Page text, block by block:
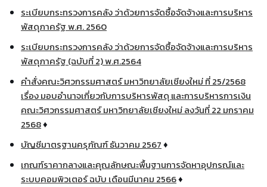
ระเบียบกระทรวงการคลัง ว่าด้วยการจัดซื้อจัดจ้างและการบริหาร
พัสดุภาครัฐ พ.ศ. 2560
ระเบียบกระทรวงการคลัง ว่าด้วยการจัดซื้อจัดจ้างและการบริหาร
พัสดุภาครัฐ (ฉบับที่ 2) พ.ศ.2564
คำสั่งคณะวิศวกรรมศาสตร์ มหาวิทยาลัยเชียงใหม่ ที่ 25/2568
เรื่อง มอบอำนาจเกี่ยวกับการบริหารพัสดุ และการบริหารการเงิน
คณะวิศวกรรมศาสตร์ มหาวิทยาลัยเชียงใหม่ ลงวันที่ 22 มกราคม
2568♦
บัญชีมาตรฐานครุภัณฑ์ ธันวาคม 2567♦
เกณฑ์ราคากลางและคุณลักษณะพื้นฐานการจัดหาอุปกรณ์และ
ระบบคอมพิวเตอร์ ฉบับ เดือนมีนาคม 2566♦